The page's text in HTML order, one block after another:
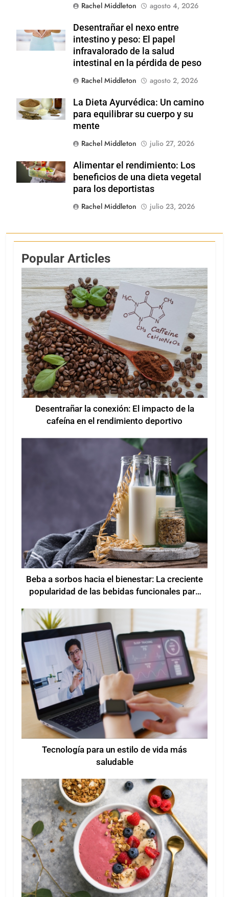
Rachel Middleton agosto 4, 2026
Shutterstock
Desentrañar el nexo entre
intestino y peso: El papel
infravalorado de la salud
intestinal en la pérdida de peso
Rachel Middleton
agosto 2, 2026
Shutterstock
La Dieta Ayurvédica: Un camino
para equilibrar su cuerpo y su
mente
Rachel Middleton
julio 27, 2026
Shutterstock
Alimentar el rendimiento: Los
beneficios de una dieta vegetal
para los deportistas
Rachel Middleton
julio 23, 2026
Popular Articles
Desentrañar la conexión: El impacto de la
cafeína en el rendimiento deportivo
Beba a sorbos hacia el bienestar: La creciente
popularidad de las bebidas funcionales para
Tecnología para un estilo de vida más
saludable